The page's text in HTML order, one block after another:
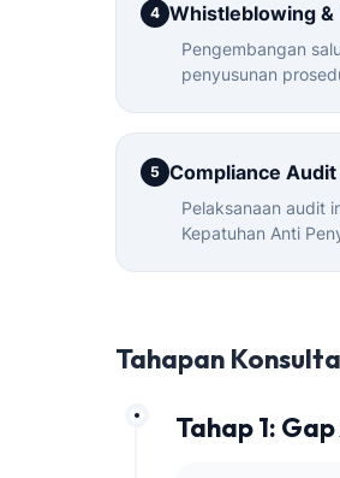
4 Whistleblowing &
Pengembangan
penyusunan
5 Compliance
Pelaksanaan audit
Kepatuhan Anti
Tahapan
Tahap 1: